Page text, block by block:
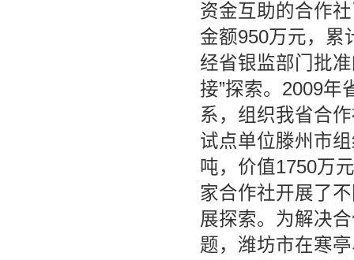
资金互助的合作
金额950万元，累
经省银监部门批
接”探索。2009年
系，组织我省合
试点单位滕州市
吨，价值1750万
家合作社开展了
展探索。为解决
题，潍坊市在寒